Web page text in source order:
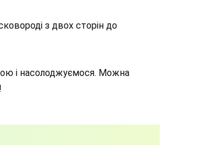
з двох сторін до
і насолоджуємося. Можна